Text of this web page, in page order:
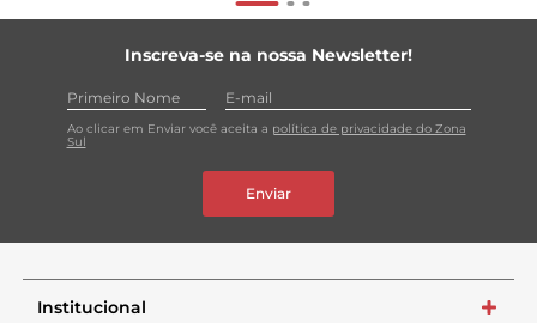
Inscreva-se na nossa Newsletter!
Ao clicar em Enviar você aceita a política de privacidade do Zona
Sul
Enviar
Institucional +